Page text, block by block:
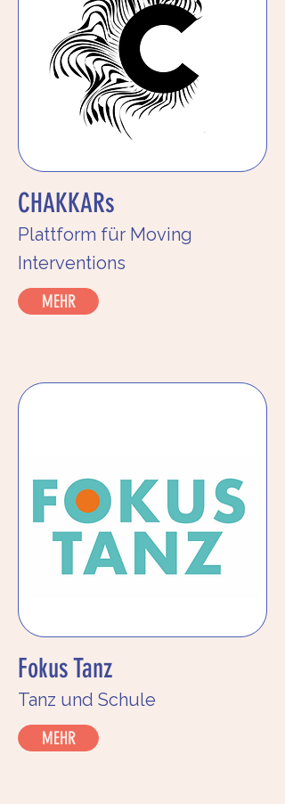
CHAKKARs
Plattform für Moving
Interventions
MEHR
Fokus Tanz
Tanz und Schule
MEHR